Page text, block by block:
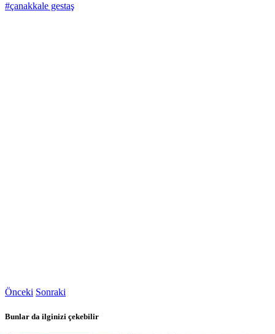
#çanakkale gestaş
Önceki Sonraki
Bunlar da ilginizi çekebilir